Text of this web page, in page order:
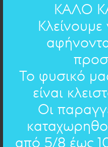
Βραχιόλι ποδιού που
Μπορεί να υπάρχουν
χάντρες ανάλογα με την
Αν θέλετε κάποια
σχόλια της παραγγελίας.
ΚΑΛΟ
Κλείνουμε
Το φυσικό
είναι
Οι
από 5/8 έως